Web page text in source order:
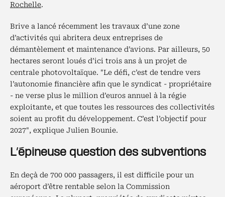
Rochelle.
Brive a lancé récemment les travaux d’une zone
d’activités qui abritera deux entreprises de
démantèlement et maintenance d’avions. Par ailleurs, 50
hectares seront loués d’ici trois ans à un projet de
centrale photovoltaïque. "Le défi, c’est de tendre vers
l’autonomie financière afin que le syndicat - propriétaire
- ne verse plus le million d’euros annuel à la régie
exploitante, et que toutes les ressources des collectivités
soient au profit du développement. C’est l’objectif pour
2027", explique Julien Bounie.
L’épineuse question des subventions
En deçà de 700 000 passagers, il est difficile pour un
aéroport d’être rentable selon la Commission